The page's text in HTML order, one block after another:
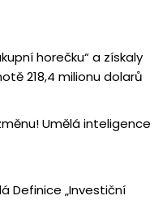
horečku“ a získaly
218,4 milionu dolarů
Umělá inteligence
Definice „Investiční